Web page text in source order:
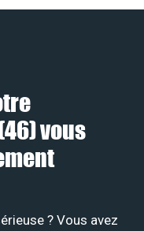
vous
? Vous avez